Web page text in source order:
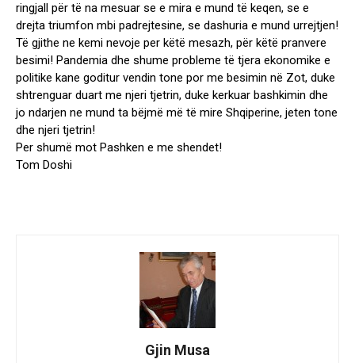
ringjall për të na mesuar se e mira e mund të keqen, se e
drejta triumfon mbi padrejtesine, se dashuria e mund urrejtjen!
Të gjithe ne kemi nevoje per këtë mesazh, për këtë pranvere
besimi! Pandemia dhe shume probleme të tjera ekonomike e
politike kane goditur vendin tone por me besimin në Zot, duke
shtrenguar duart me njeri tjetrin, duke kerkuar bashkimin dhe
jo ndarjen ne mund ta bëjmë më të mire Shqiperine, jeten tone
dhe njeri tjetrin!
Per shumë mot Pashken e me shendet!
Tom Doshi
Gjin Musa